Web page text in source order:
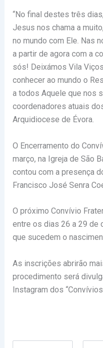
“No final destes três
Jesus nos chama a
no mundo com Ele. Nas
a partir de agora com a
sós! Deixámos Vila
conhecer ao mundo o
a todos Aquele que nos
coordenadores atuais
Arquidiocese de Évora.
O Encerramento do
março, na Igreja de São
contou com a presença
Francisco José Senra
O próximo Convívio
entre os dias 26 a 29 de
que sucedem o
As inscrições abrirão
procedimento será
Instagram dos